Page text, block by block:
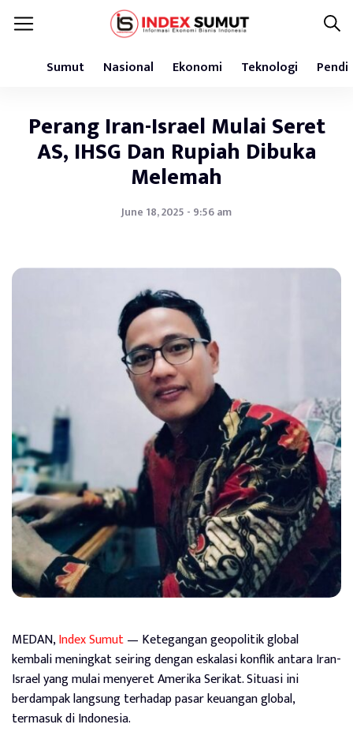
Sumut Nasional Ekonomi Teknologi
Perang Iran-Israel Mulai Seret
AS, IHSG Dan Rupiah Dibuka
Melemah
June 18, 2025 - 9:56 am
MEDAN,Index Sumut— Ketegangan geopolitik global
kembali meningkat seiring dengan eskalasi konflik antara Iran-
Israel yang mulai menyeret Amerika Serikat. Situasi ini
berdampak langsung terhadap pasar keuangan global,
termasuk di Indonesia.